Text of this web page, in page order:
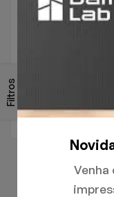
Filtros
Venha